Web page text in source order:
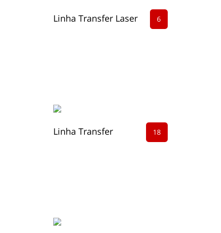
Linha Transfer Laser 6
Linha Transfer 18